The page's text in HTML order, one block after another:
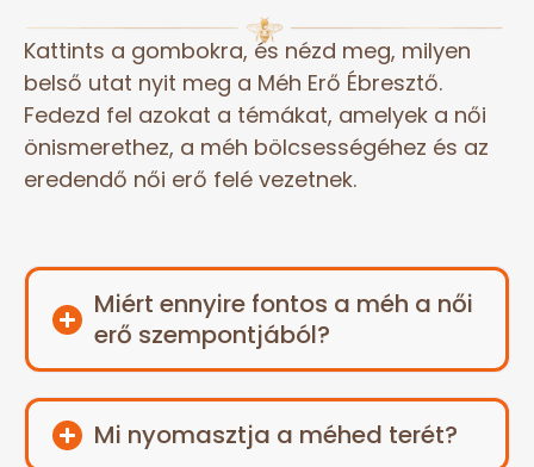
Kattints a gombokra, és nézd meg, milyen
belső utat nyit meg a Méh Erő Ébresztő.
Fedezd fel azokat a témákat, amelyek a női
önismerethez, a méh bölcsességéhez és az
eredendő női erő felé vezetnek.
Miért ennyire fontos a méh a női
erő szempontjából?
Mi nyomasztja a méhed terét?